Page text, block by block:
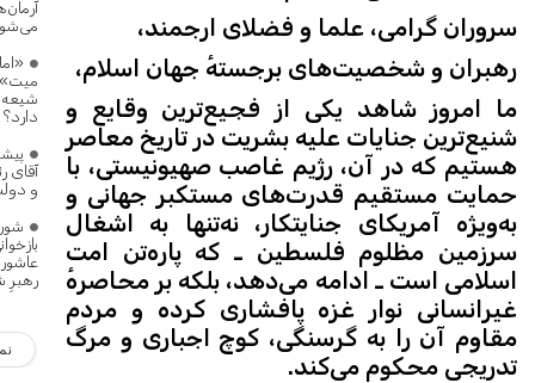
سروران گرامی، علما و فضلای ارجمند،
رهبران و شخصیت‌های برجستهٔ جهان اسلام،
ما امروز شاهد یکی از فجیع‌ترین وقایع و
شنیع‌ترین جنایات علیه بشریت در تاریخ معاصر
هستیم که در آن، رژیم غاصب صهیونیستی، با
حمایت مستقیم قدرت‌های مستکبر جهانی و
به‌ویژه آمریکای جنایتکار، نه‌تنها به اشغال
سرزمین مظلوم فلسطین ـ که پاره‌تن امت
اسلامی است ـ ادامه می‌دهد، بلکه بر محاصرهٔ
غیرانسانی نوار غزه پافشاری کرده و مردم
مقاوم آن را به گرسنگی، کوچ اجباری و مرگ
تدریجی محکوم می‌کند.
میت»
شیعه
دارد؟
آقای
و
رهبرِ